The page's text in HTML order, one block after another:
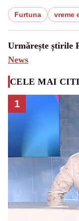
Furtuna vreme
Urmărește știrile
News
CELE MAI
1